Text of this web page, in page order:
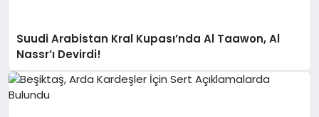
Suudi Arabistan Kral Kupası’nda Al Taawon, Al
Nassr’ı Devirdi!